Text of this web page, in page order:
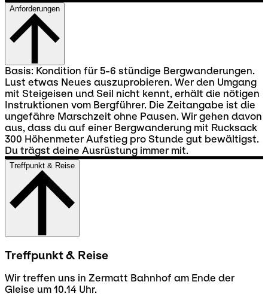
Anforderungen
Basis: Kondition für 5-6 stündige Bergwanderungen.
Lust etwas Neues auszuprobieren. Wer den Umgang
mit Steigeisen und Seil nicht kennt, erhält die nötigen
Instruktionen vom Bergführer. Die Zeitangabe ist die
ungefähre Marschzeit ohne Pausen. Wir gehen davon
aus, dass du auf einer Bergwanderung mit Rucksack
300 Höhenmeter Aufstieg pro Stunde gut bewältigst.
Du trägst deine Ausrüstung immer mit.
Treffpunkt & Reise
Treffpunkt & Reise
Wir treffen uns in Zermatt Bahnhof am Ende der
Gleise um 10.14 Uhr.